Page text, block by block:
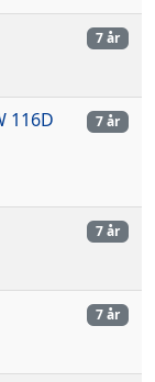
7 år
116D
7 år
7 år
7 år